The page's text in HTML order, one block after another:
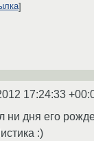
17:24:33
ни дня его
:)